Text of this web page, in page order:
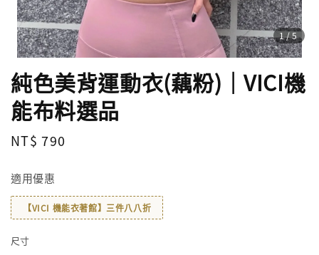
1/5
純色美背運動衣(藕粉)｜VICI機
能布料選品
Regular
NT$ 790
適用優惠
【VICI 機能衣著館】三件八八折
尺寸